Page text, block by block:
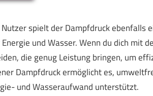
spielt der Dampfdruck ebenfalls
und Wasser. Wenn du dich mit
die genug Leistung bringen, um
Dampfdruck ermöglicht es,
und Wasseraufwand unterstützt.